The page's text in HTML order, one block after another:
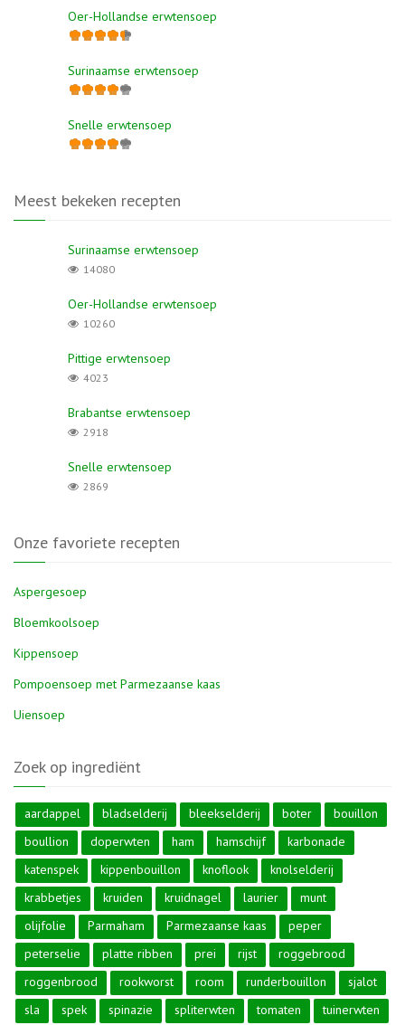
Oer-Hollandse erwtensoep
Surinaamse erwtensoep
Snelle erwtensoep
Meest bekeken recepten
Surinaamse erwtensoep
14080
Oer-Hollandse erwtensoep
10260
Pittige erwtensoep
4023
Brabantse erwtensoep
2918
Snelle erwtensoep
2869
Onze favoriete recepten
Aspergesoep
Bloemkoolsoep
Kippensoep
Pompoensoep met Parmezaanse kaas
Uiensoep
Zoek op ingrediënt
aardappel bladselderij bleekselderij boter
bouillon
boullion
doperwten ham hamschijf
karbonade
katenspek
kippenbouillon knoflook
knolselderij
krabbetjes
kruiden kruidnagel laurier
munt
olijfolie
Parmaham Parmezaanse kaas
peper
peterselie
platte ribben prei rijst
roggebrood
roggenbrood
rookworst room runderbouillon
sjalot
sla
spek spinazie spliterwten tomaten tuinerwten